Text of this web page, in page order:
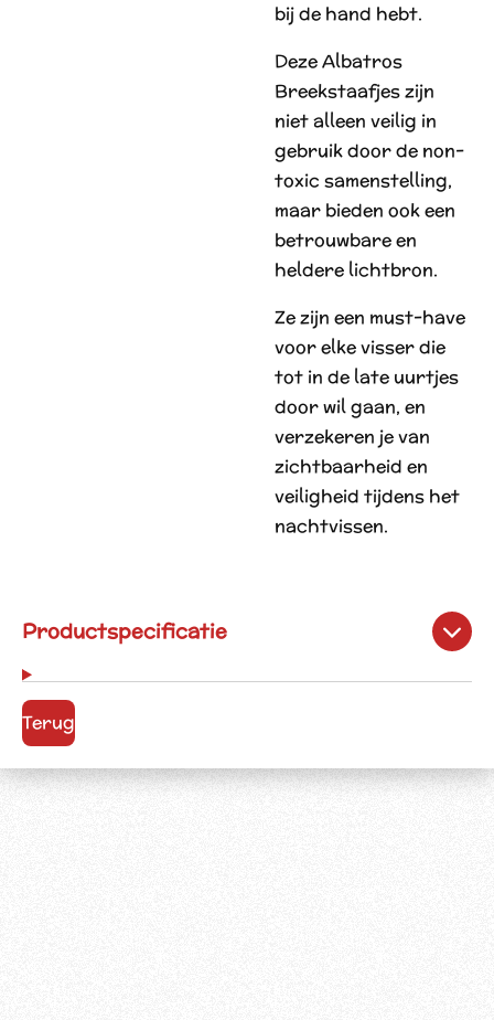
bij de hand hebt.
Deze Albatros
Breekstaafjes zijn
niet alleen veilig in
gebruik door de non-
toxic samenstelling,
maar bieden ook een
betrouwbare en
heldere lichtbron.
Ze zijn een must-have
voor elke visser die
tot in de late uurtjes
door wil gaan, en
verzekeren je van
zichtbaarheid en
veiligheid tijdens het
nachtvissen.
Productspecificatie
Terug